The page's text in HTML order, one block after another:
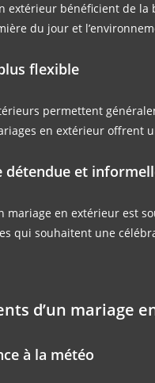
extérieur bénéficient de la
du jour et
flexible
permettent
en extérieur offrent
détendue et
mariage en extérieur est
qui souhaitent une
d’un mariage
à la météo